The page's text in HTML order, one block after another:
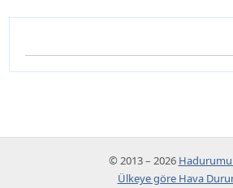
© 2013 – 2026
Ülkeye göre Hava